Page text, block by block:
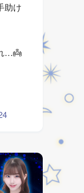
助け
…👼